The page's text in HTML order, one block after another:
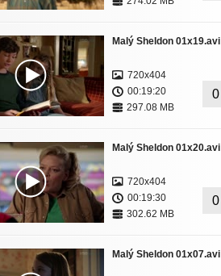
Malý Sheldon 01x19.avi
720x404
00:19:20
297.08 MB
0
Malý Sheldon 01x20.avi
720x404
00:19:30
302.62 MB
0
Malý Sheldon 01x07.avi